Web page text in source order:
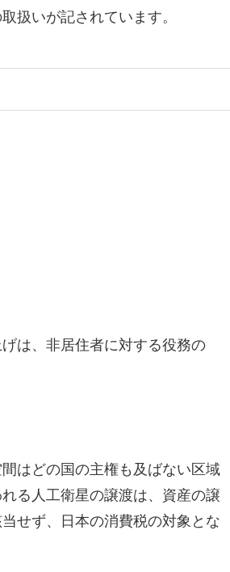
いが記されています。
は、非居住者に対する役務の
はどの国の主権も及ばない区域
る人工衛星の譲渡は、資産の譲
せず、日本の消費税の対象とな